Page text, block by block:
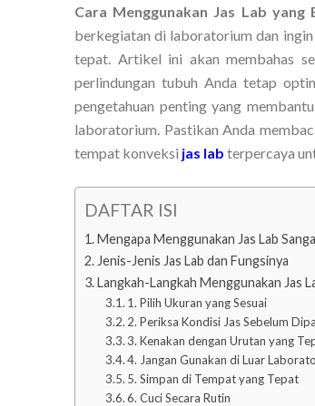
Cara Menggunakan Jas Lab
berkegiatan di laboratorium dan
tepat. Artikel ini akan membahas
perlindungan tubuh Anda tetap
pengetahuan penting yang
laboratorium. Pastikan Anda
tempat konveksi jas lab terpercaya
DAFTAR ISI
Mengapa Menggunakan Jas Lab
Jenis-Jenis Jas Lab dan Fungsinya
Langkah-Langkah Menggunakan Jas
1. Pilih Ukuran yang Sesuai
2. Periksa Kondisi Jas Sebelum
3. Kenakan dengan Urutan yang
4. Jangan Gunakan di Luar
5. Simpan di Tempat yang Tepat
6. Cuci Secara Rutin